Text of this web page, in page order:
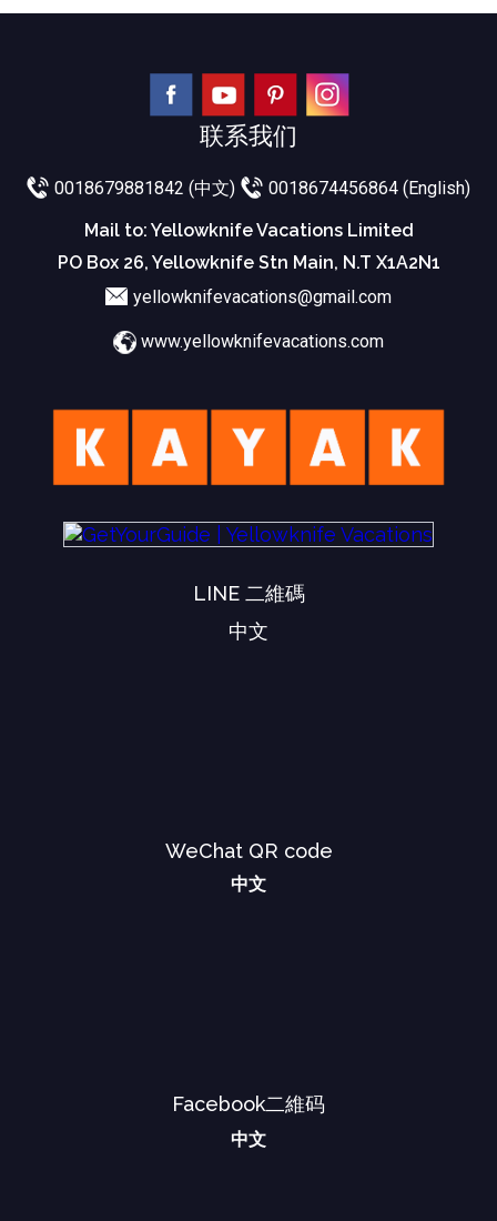
联系我们
0018679881842 (中文)
0018674456864 (English)
Mail to: Yellowknife Vacations Limited
PO Box 26, Yellowknife Stn Main, N.T X1A2N1
yellowknifevacations@gmail.com
www.yellowknifevacations.com
LINE 二維碼
中文
WeChat QR code
中文
Facebook二維码
中文